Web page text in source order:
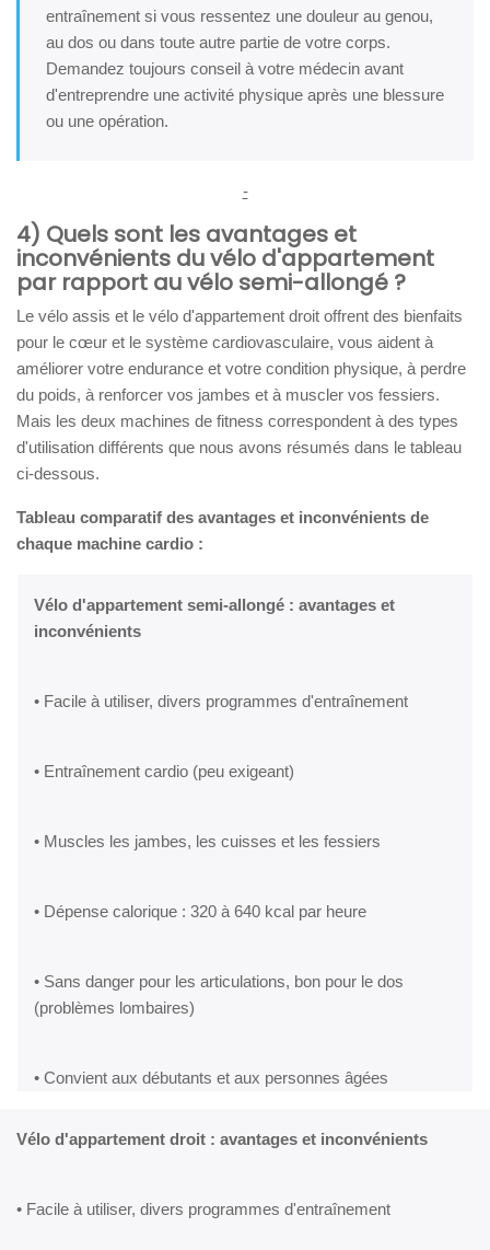
entraînement si vous ressentez une douleur au genou,
au dos ou dans toute autre partie de votre corps.
Demandez toujours conseil à votre médecin avant
d'entreprendre une activité physique après une blessure
ou une opération.
-
4) Quels sont les avantages et
inconvénients du vélo d'appartement
par rapport au vélo semi-allongé ?
Le vélo assis et le vélo d'appartement droit offrent des bienfaits
pour le cœur et le système cardiovasculaire, vous aident à
améliorer votre endurance et votre condition physique, à perdre
du poids, à renforcer vos jambes et à muscler vos fessiers.
Mais les deux machines de fitness correspondent à des types
d'utilisation différents que nous avons résumés dans le tableau
ci-dessous.
Tableau comparatif des avantages et inconvénients de
chaque machine cardio :
Vélo d'appartement semi-allongé : avantages et
inconvénients
• Facile à utiliser, divers programmes d'entraînement
• Entraînement cardio (peu exigeant)
• Muscles les jambes, les cuisses et les fessiers
• Dépense calorique : 320 à 640 kcal par heure
• Sans danger pour les articulations, bon pour le dos
(problèmes lombaires)
• Convient aux débutants et aux personnes âgées
Vélo d'appartement droit : avantages et inconvénients
• Facile à utiliser, divers programmes d'entraînement